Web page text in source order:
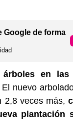
Google de forma
árboles en
nuevo
2,8 veces más,
plantación